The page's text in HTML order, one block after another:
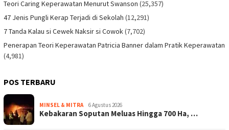
Teori Caring Keperawatan Menurut Swanson (25,357)
47 Jenis Pungli Kerap Terjadi di Sekolah (12,291)
7 Tanda Kalau si Cewek Naksir si Cowok(7,702)
Penerapan Teori Keperawatan Patricia Banner dalam Pratik Keperawatan
(4,981)
POS TERBARU
MINSEL & MITRA 6 Agustus 2026
Kebakaran Soputan Meluas Hingga 700 Ha, …